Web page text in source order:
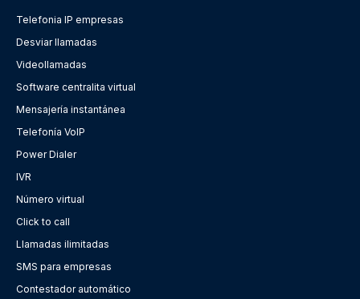
Telefonia IP empresas
Desviar llamadas
Videollamadas
Software centralita virtual
Mensajería instantánea
Telefonía VoIP
Power Dialer
IVR
Número virtual
Click to call
Llamadas ilimitadas
SMS para empresas
Contestador automático